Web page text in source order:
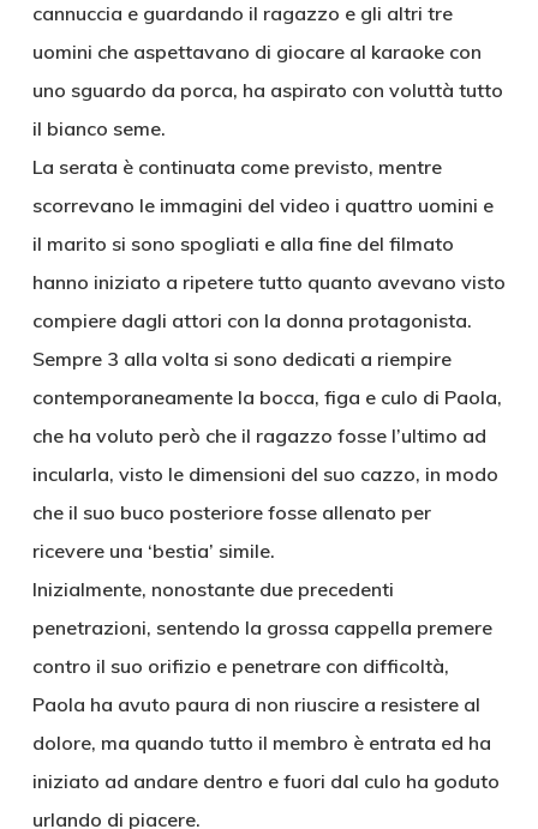
cannuccia e guardando il ragazzo e gli altri tre
uomini che aspettavano di giocare al karaoke con
uno sguardo da porca, ha aspirato con voluttà tutto
il bianco seme.
La serata è continuata come previsto, mentre
scorrevano le immagini del video i quattro uomini e
il marito si sono spogliati e alla fine del filmato
hanno iniziato a ripetere tutto quanto avevano visto
compiere dagli attori con la donna protagonista.
Sempre 3 alla volta si sono dedicati a riempire
contemporaneamente la bocca, figa e culo di Paola,
che ha voluto però che il ragazzo fosse l’ultimo ad
incularla, visto le dimensioni del suo cazzo, in modo
che il suo buco posteriore fosse allenato per
ricevere una ‘bestia’ simile.
Inizialmente, nonostante due precedenti
penetrazioni, sentendo la grossa cappella premere
contro il suo orifizio e penetrare con difficoltà,
Paola ha avuto paura di non riuscire a resistere al
dolore, ma quando tutto il membro è entrata ed ha
iniziato ad andare dentro e fuori dal culo ha goduto
urlando di piacere.